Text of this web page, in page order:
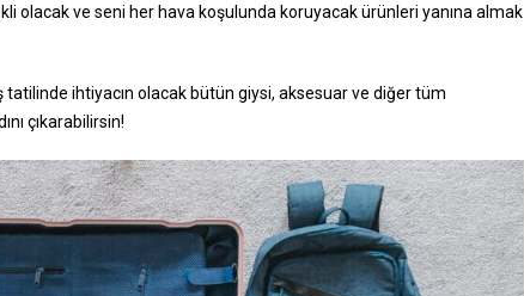
olacak ve seni her hava koşulunda koruyacak ürünleri yanına almak
tatilinde ihtiyacın olacak bütün giysi, aksesuar ve diğer tüm
çıkarabilirsin!